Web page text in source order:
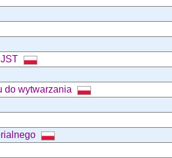
do wytwarzania